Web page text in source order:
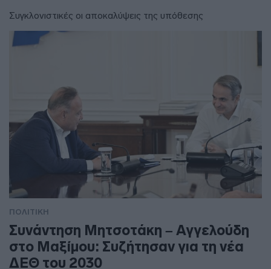
Συγκλονιστικές οι αποκαλύψεις της υπόθεσης
ΠΟΛΙΤΙΚΗ
Συνάντηση Μητσοτάκη – Αγγελούδη
στο Μαξίμου: Συζήτησαν για τη νέα
ΔΕΘ του 2030